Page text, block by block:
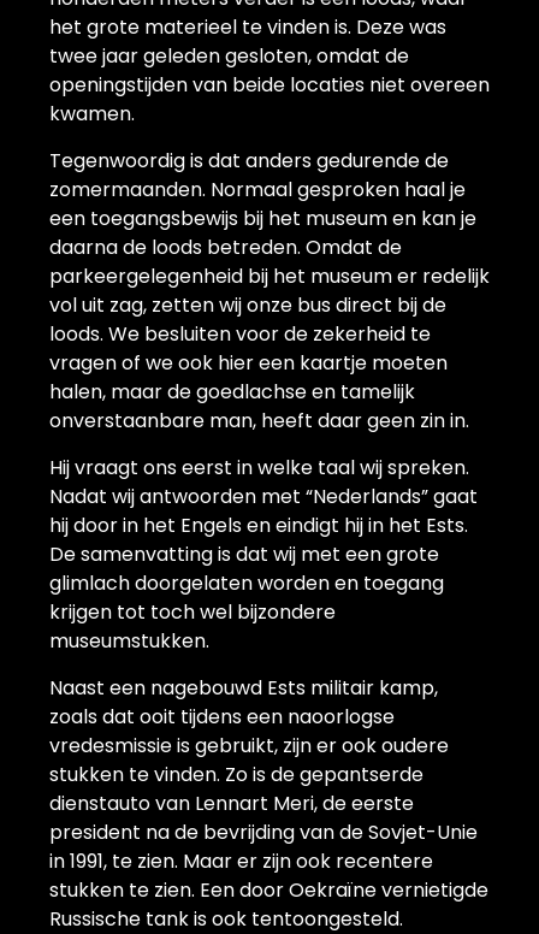
het grote materieel te vinden is. Deze was
twee jaar geleden gesloten, omdat de
openingstijden van beide locaties niet overeen
kwamen.
Tegenwoordig is dat anders gedurende de
zomermaanden. Normaal gesproken haal je
een toegangsbewijs bij het museum en kan je
daarna de loods betreden. Omdat de
parkeergelegenheid bij het museum er redelijk
vol uit zag, zetten wij onze bus direct bij de
loods. We besluiten voor de zekerheid te
vragen of we ook hier een kaartje moeten
halen, maar de goedlachse en tamelijk
onverstaanbare man, heeft daar geen zin in.
Hij vraagt ons eerst in welke taal wij spreken.
Nadat wij antwoorden met “Nederlands” gaat
hij door in het Engels en eindigt hij in het Ests.
De samenvatting is dat wij met een grote
glimlach doorgelaten worden en toegang
krijgen tot toch wel bijzondere
museumstukken.
Naast een nagebouwd Ests militair kamp,
zoals dat ooit tijdens een naoorlogse
vredesmissie is gebruikt, zijn er ook oudere
stukken te vinden. Zo is de gepantserde
dienstauto van Lennart Meri, de eerste
president na de bevrijding van de Sovjet-Unie
in 1991, te zien. Maar er zijn ook recentere
stukken te zien. Een door Oekraïne vernietigde
Russische tank is ook tentoongesteld.